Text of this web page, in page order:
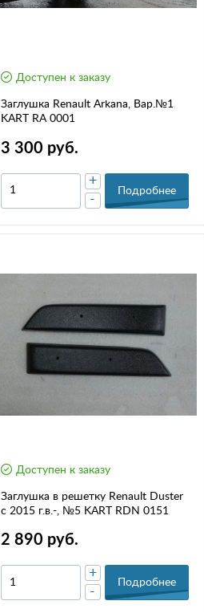
Доступен к заказу
Заглушка Renault Arkana, Вар.№1
KART RA 0001
3 300 руб.
-
+
Подробнее
Доступен к заказу
Заглушка в решетку Renault Duster
c 2015 г.в.-, №5 KART RDN 0151
2 890 руб.
-
+
Подробнее